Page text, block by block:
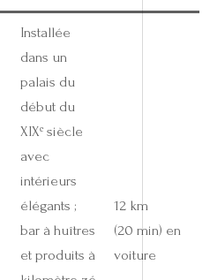
Installée
dans un
palais du
début du
XIXᵉ siècle
avec
intérieurs
élégants ;
bar à huîtres
et produits à
12 km
(20 min) en
voiture